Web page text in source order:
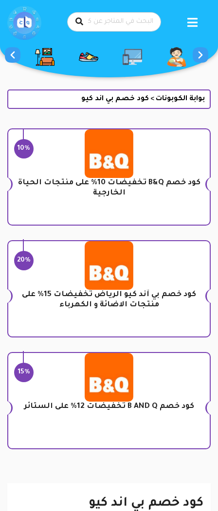
بوابة الكوبونات > كود خصم بي اند كيو
10%
كود خصم B&Q تخفيضات 10% على منتجات الحياة
الخارجية
20%
كود خصم بي آند كيو الرياض تخفيضات 15% على
منتجات الاضائة و الكهرباء
15%
كود خصم B AND Q تخفيضات 12% على الستائر
كود خصم بي اند كيو